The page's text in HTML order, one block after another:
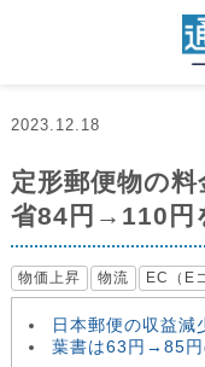
2023.12.18
定形郵便物の
省84円→110円
物価上昇 物流 EC（E
日本郵便の収益減
葉書は63円→85円